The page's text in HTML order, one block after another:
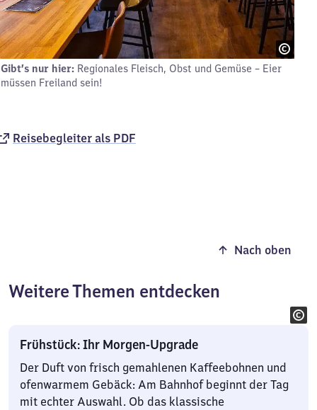
Gibt’s nur hier: Regionales Fleisch, Obst und Gemüse – Eier
müssen Freiland sein!
Reisebegleiter als PDF
Nach oben
Weitere Themen entdecken
Frühstück: Ihr Morgen-Upgrade
Der Duft von frisch gemahlenen Kaffeebohnen und
ofenwarmem Gebäck: Am Bahnhof beginnt der Tag
mit echter Auswahl. Ob das klassische